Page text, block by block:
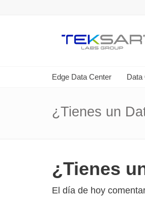
Edge Data Center Data
¿Tienes un
¿Tienes
El día de hoy